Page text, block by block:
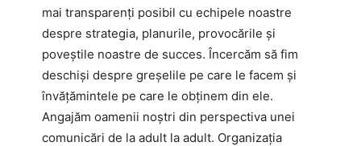
mai transparenți posibil cu echipele noastre
despre strategia, planurile, provocările și
poveștile noastre de succes. Încercăm să fim
deschiși despre greșelile pe care le facem și
învățămintele pe care le obținem din ele.
Angajăm oamenii noștri din perspectiva unei
comunicări de la adult la adult. Organizația